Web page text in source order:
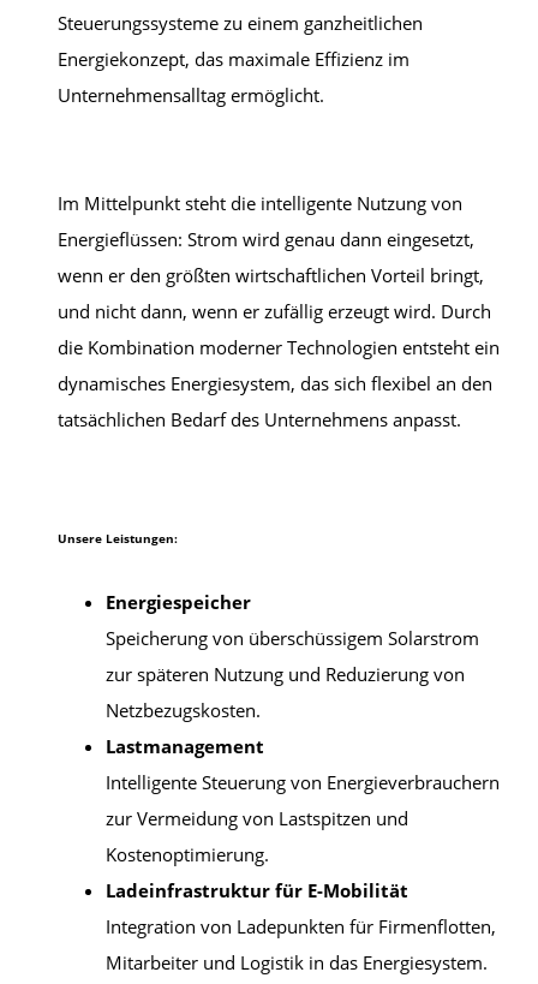
Steuerungssysteme zu einem ganzheitlichen
Energiekonzept, das maximale Effizienz im
Unternehmensalltag ermöglicht.
Im Mittelpunkt steht die intelligente Nutzung von
Energieflüssen: Strom wird genau dann eingesetzt,
wenn er den größten wirtschaftlichen Vorteil bringt,
und nicht dann, wenn er zufällig erzeugt wird. Durch
die Kombination moderner Technologien entsteht ein
dynamisches Energiesystem, das sich flexibel an den
tatsächlichen Bedarf des Unternehmens anpasst.
Unsere Leistungen:
Energiespeicher
Speicherung von überschüssigem Solarstrom
zur späteren Nutzung und Reduzierung von
Netzbezugskosten.
Lastmanagement
Intelligente Steuerung von Energieverbrauchern
zur Vermeidung von Lastspitzen und
Kostenoptimierung.
Ladeinfrastruktur für E-Mobilität
Integration von Ladepunkten für Firmenflotten,
Mitarbeiter und Logistik in das Energiesystem.